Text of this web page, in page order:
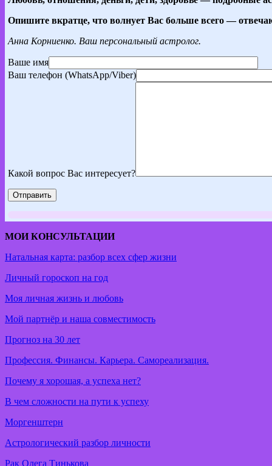
Опишите вкратце, что волнует Вас больше всего —
Анна Корниенко. Ваш персональный астролог.
Ваше имя
Ваш телефон (WhatsApp/Viber)
Какой вопрос Вас интересует?
МОИ КОНСУЛЬТАЦИИ
Натальная карта: разбор всех сфер жизни
Личный гороскоп на год
Моя личная жизнь и любовь
Мой партнёр и наша совместимость
Прогноз на 30 лет
Профессия. Финансы. Карьера. Самореализация.
Почему я хорошая, а успеха нет?
В чем сложности на пути к успеху
Моргенштерн
Астрологический разбор личности
Рак Олега Тинькова